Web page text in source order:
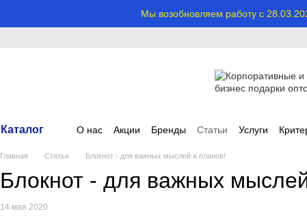
Мы возобновляем работу с
Каталог О нас Акции Бренды Статьи Услуги
Главная Статьи Блокнот - для важных мыслей и планов!
Блокнот - для важных
14 мая 2020